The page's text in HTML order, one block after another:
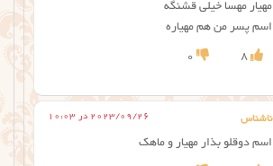
مهیار مهسا خیلی قشنگه
اسم پسر من هم مهیاره
8
0
ناشناس 2023/09/26 در 10:03
اسم دوقلو بذار مهیار و ماهک